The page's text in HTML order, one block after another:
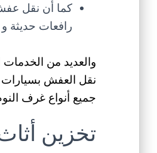
كما أن نقل
رافعات حديثة
والعديد من
نقل العفش بسيارات
جميع أنواع غرف
تخزين